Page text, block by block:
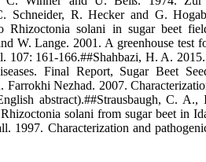
Schneider, R. Hecker and G.
Rhizoctonia solani in sugar beet
W. Lange. 2001. A greenhouse test
107: 161-166.##Shahbazi, H. A.
Final Report, Sugar Beet
Nezhad. 2007.
abstract).##Strausbaugh, C.
solani from sugar beet in
1997. Characterization and